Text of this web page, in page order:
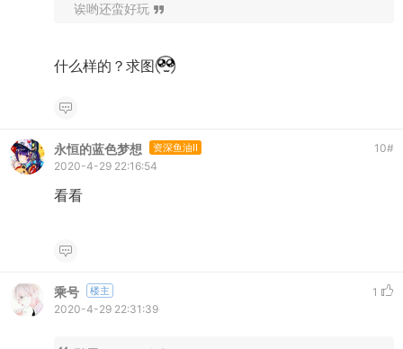
诶哟还蛮好玩
什么样的？求图
永恒的蓝色梦想 资深鱼油II 10#
2020-4-29 22:16:54
看看
乘号 楼主
1
2020-4-29 22:31:39